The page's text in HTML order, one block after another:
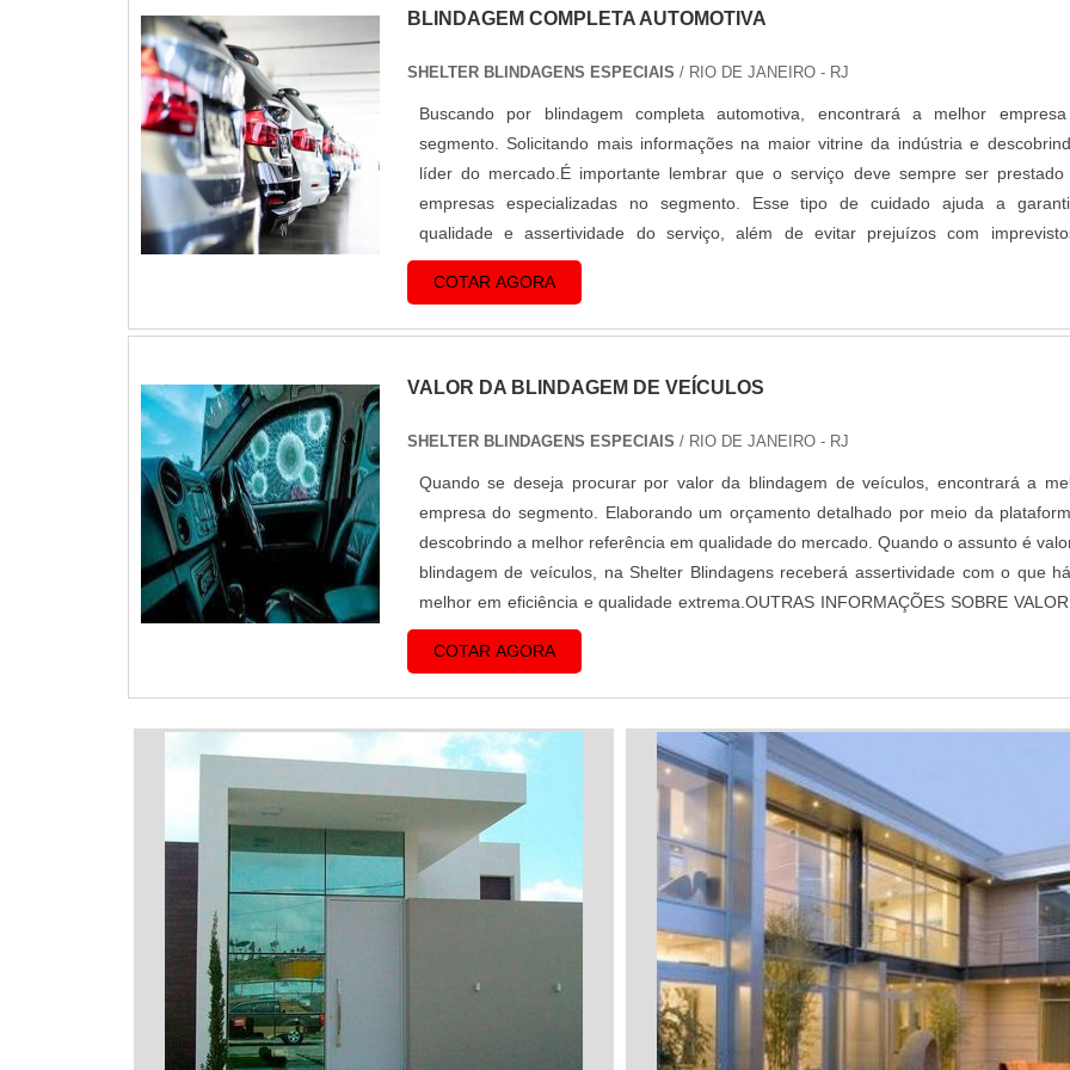
BLINDAGEM COMPLETA AUTOMOTIVA
SHELTER BLINDAGENS ESPECIAIS / RIO DE JANEIRO - RJ
Buscando por blindagem completa automotiva, encontrará a melhor
segmento. Solicitando mais informações na maior vitrine da indústria e
líder do mercado.É importante lembrar que o serviço deve sempre ser prestado
empresas especializadas no segmento. Esse tipo de cuidado ajuda a
qualidade e assertividade do serviço, além de evitar prejuízos com
execuções mal elaboradas. Assim, é possív...
COTAR AGORA
VALOR DA BLINDAGEM DE VEÍCULOS
SHELTER BLINDAGENS ESPECIAIS / RIO DE JANEIRO - RJ
Quando se deseja procurar por valor da blindagem de veículos, encontrará a
empresa do segmento. Elaborando um orçamento detalhado por meio da
descobrindo a melhor referência em qualidade do mercado. Quando o assunto é
blindagem de veículos, na Shelter Blindagens receberá assertividade com o que
melhor em eficiência e qualidade extrema.OUTRAS INFORMAÇÕES SOBRE VALOR
BLINDAGEM DE VEÍCULOSHá muitas man...
COTAR AGORA